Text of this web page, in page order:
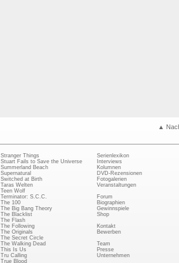
▲
Stranger Things
Stuart Fails to Save the Universe
Summerland Beach
Supernatural
Switched at Birth
Taras Welten
Teen Wolf
Terminator: S.C.C.
The 100
The Big Bang Theory
The Blacklist
The Flash
The Following
The Originals
The Secret Circle
The Walking Dead
This Is Us
Tru Calling
True Blood
Serienlexikon
Interviews
Kolumnen
DVD-Rezensionen
Fotogalerien
Veranstaltungen
Forum
Biographien
Gewinnspiele
Shop
Kontakt
Bewerben
Team
Presse
Unternehmen